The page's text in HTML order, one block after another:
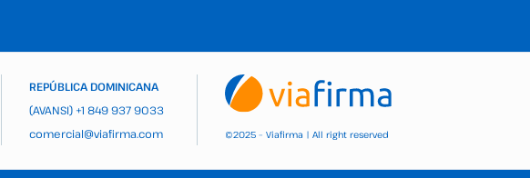
REPÚBLICA DOMINICANA
(AVANSI) +1 849 937 9033
comercial@viafirma.com
©2025 – Viafirma | All right reserved